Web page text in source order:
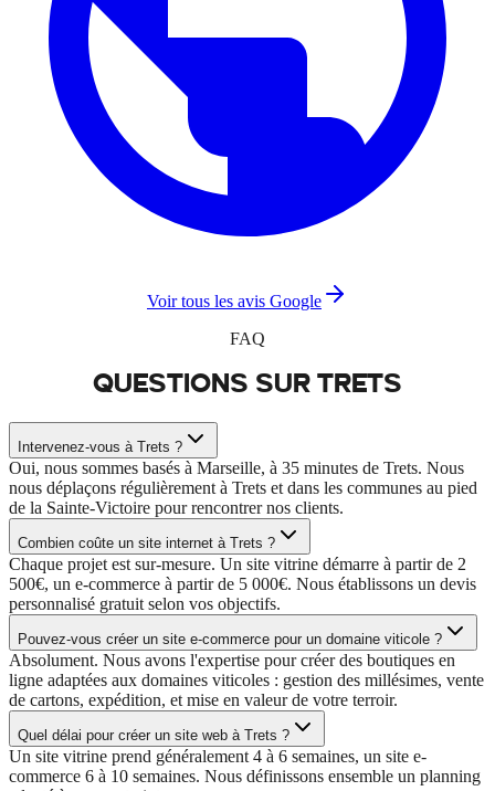
Voir tous les avis Google
FAQ
QUESTIONS SUR TRETS
Intervenez-vous à Trets ?
Oui, nous sommes basés à Marseille, à 35 minutes de Trets. Nous
nous déplaçons régulièrement à Trets et dans les communes au pied
de la Sainte-Victoire pour rencontrer nos clients.
Combien coûte un site internet à Trets ?
Chaque projet est sur-mesure. Un site vitrine démarre à partir de 2
500€, un e-commerce à partir de 5 000€. Nous établissons un devis
personnalisé gratuit selon vos objectifs.
Pouvez-vous créer un site e-commerce pour un domaine viticole ?
Absolument. Nous avons l'expertise pour créer des boutiques en
ligne adaptées aux domaines viticoles : gestion des millésimes, vente
de cartons, expédition, et mise en valeur de votre terroir.
Quel délai pour créer un site web à Trets ?
Un site vitrine prend généralement 4 à 6 semaines, un site e-
commerce 6 à 10 semaines. Nous définissons ensemble un planning